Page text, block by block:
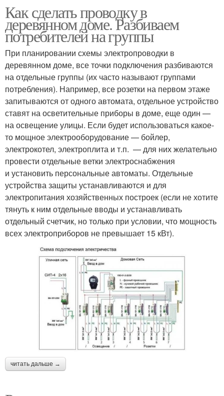
Как сделать проводку в
деревянном доме. Разбиваем
потребителей на группы
При планировании схемы электропроводки в
деревянном доме, все точки подключения разбиваются
на отдельные группы (их часто называют группами
потребления). Например, все розетки на первом этаже
запитываются от одного автомата, отдельное устройство
ставят на осветительные приборы в доме, еще один —
на освещение улицы. Если будет использоваться какое-
то мощное электрооборудование — бойлер,
электрокотел, электроплита и т.п. — для них желательно
провести отдельные ветки электроснабжения
и установить персональные автоматы. Отдельные
устройства защиты устанавливаются и для
электропитания хозяйственных построек (если не хотите
тянуть к ним отдельные вводы и устанавливать
отдельный счетчик, но только при условии, что мощность
всех электроприборов не превышает 15 кВт).
читать дальше →